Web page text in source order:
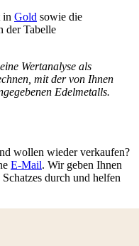
in Gold sowie die
der Tabelle
Wertanalyse als
mit der von Ihnen
Edelmetalls.
wollen wieder verkaufen?
E-Mail. Wir geben Ihnen
durch und helfen